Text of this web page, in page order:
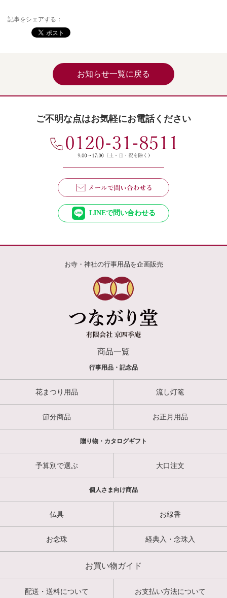
記事をシェアする：
お知らせ一覧に戻る
ご不明な点はお気軽にお電話ください
LINEで問い合わせる
お寺・神社の行事用品を企画販売
商品一覧
行事用品・記念品
花まつり用品 流し灯篭
節分商品 お正月用品
贈り物・カタログギフト
予算別で選ぶ 大口注文
個人さま向け商品
仏具 お線香
お念珠 経典入・念珠入
お買い物ガイド
配送・送料について お支払い方法について